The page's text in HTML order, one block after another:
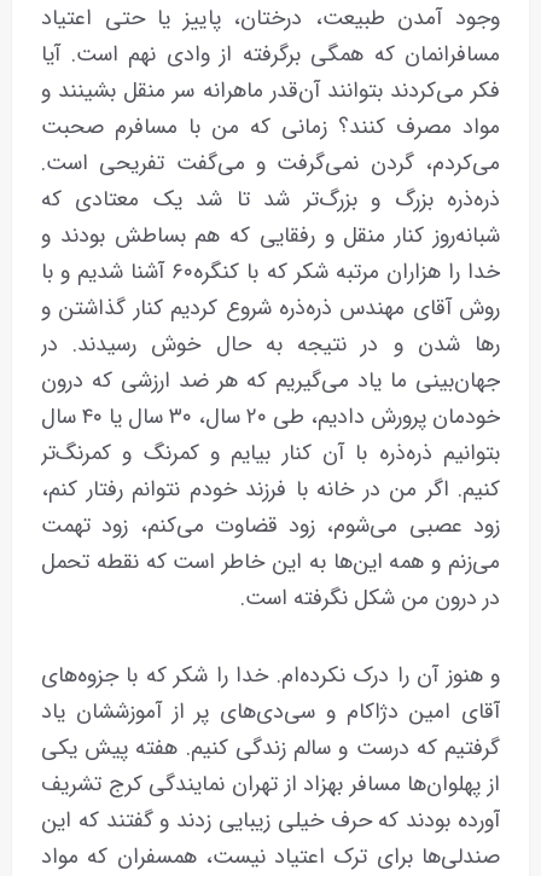
وجود آمدن طبیعت، درختان، پاییز یا حتی اعتیاد
مسافرانمان که همگی برگرفته از وادی نهم است. آیا
فکر می‌کردند بتوانند آن‌قدر ماهرانه سر منقل بشینند و
مواد مصرف کنند؟ زمانی که من با مسافرم صحبت
می‌کردم، گردن نمی‌گرفت و می‌گفت تفریحی است.
ذره‌ذره بزرگ و بزرگ‌تر شد تا شد یک معتادی که
شبانه‌روز کنار منقل و رفقایی که هم بساطش بودند و
خدا را هزاران مرتبه شکر که با کنگره۶۰ آشنا شدیم و با
روش آقای مهندس ذره‌ذره شروع کردیم کنار گذاشتن و
رها شدن و در نتیجه به حال خوش رسیدند. در
جهان‌بینی ما یاد می‌گیریم که هر ضد ارزشی که درون
خودمان پرورش دادیم، طی ۲۰ سال، ۳۰ سال یا ۴۰ سال
بتوانیم ذره‌ذره با آن کنار بیایم و کمرنگ و کمرنگ‌تر
کنیم. اگر من در خانه با فرزند خودم نتوانم رفتار کنم،
زود عصبی می‌شوم، زود قضاوت می‌کنم، زود تهمت
می‌زنم و همه‌ این‌ها به این خاطر است که نقطه تحمل
در درون من شکل نگرفته است.
و هنوز آن را درک نکرده‌ام. خدا را شکر که با جزوه‌های
آقای امین دژاکام و سی‌دی‌های پر از آموزششان یاد
گرفتیم که درست و سالم زندگی کنیم. هفته پیش یکی
از پهلوان‌ها مسافر بهزاد از تهران نمایندگی کرج تشریف
آورده بودند که حرف خیلی زیبایی زدند و گفتند که این
صندلی‌ها برای ترک اعتیاد نیست، همسفران که مواد